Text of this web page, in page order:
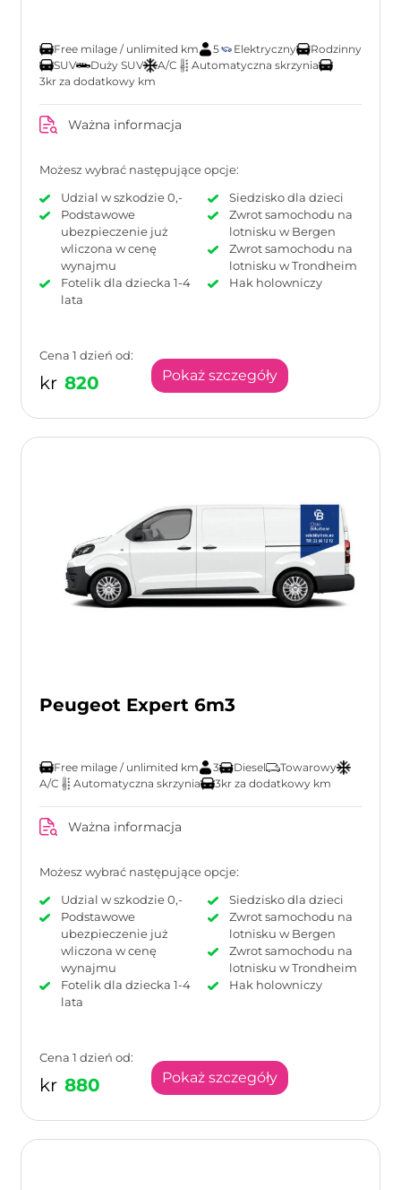
Free milage / unlimited km 5 Elektryczny
Rodzinny
SUV
Duży SUV A/C
Automatyczna skrzynia
3kr za dodatkowy km
Ważna informacja
Możesz wybrać następujące opcje:
Udzial w szkodzie 0,-
Podstawowe
ubezpieczenie już
wliczona w cenę
wynajmu
Fotelik dla dziecka 1-4
lata
Siedzisko dla dzieci
Zwrot samochodu na
lotnisku w Bergen
Zwrot samochodu na
lotnisku w Trondheim
Hak holowniczy
Cena 1 dzień od:
kr 820 Pokaż szczegóły
Peugeot Expert 6m3
Free milage / unlimited km 3 Diesel
Towarowy
A/C
Automatyczna skrzynia 3kr za dodatkowy km
Ważna informacja
Możesz wybrać następujące opcje:
Udzial w szkodzie 0,-
Podstawowe
ubezpieczenie już
wliczona w cenę
wynajmu
Fotelik dla dziecka 1-4
lata
Siedzisko dla dzieci
Zwrot samochodu na
lotnisku w Bergen
Zwrot samochodu na
lotnisku w Trondheim
Hak holowniczy
Cena 1 dzień od:
kr 880 Pokaż szczegóły